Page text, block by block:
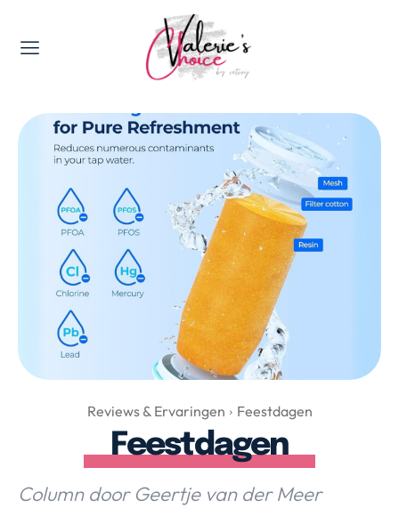
Valerie's Topics
Travel & Culture
Food & Drinks
Happyness & Opmerkelijk
Lifestyle, Sport & Duurzaamheid
Gadgets & Tech
Top 5 van Valerie
Health & Beauty
Huis & Tuin
Nieuws & Media
Over Valerie
Over Valerie
De Top 5
Contact
Reviews & Ervaringen Feestdagen
Feestdagen
Column door Geertje van der Meer